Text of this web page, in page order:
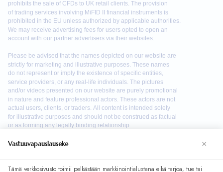
Vastuuvapauslauseke ×
Tämä verkkosivusto toimii pelkästään markkinointialustana eikä tarjoa, tue tai